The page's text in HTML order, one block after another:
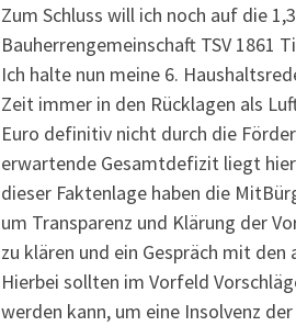
Zum Schluss will ich noch auf die
Bauherrengemeinschaft TSV 1861
Ich halte nun meine 6.
Zeit immer in den Rücklagen als
Euro definitiv nicht durch die
erwartende Gesamtdefizit liegt
dieser Faktenlage haben die
um Transparenz und Klärung der
zu klären und ein Gespräch mit
Hierbei sollten im Vorfeld
werden kann, um eine Insolvenz